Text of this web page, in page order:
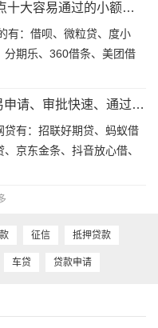
2025年网贷容易过的有哪些？盘点十大容易通过的小额网贷
有：借呗、微粒贷、度小
分期乐、360借条、美团借
期贷。
十大审批容易额度高的网贷，容易申请、审批快速、通过率高
贷有：招联好期贷、蚂蚁借
京东金条、抖音放心借、
期乐、360借条，全都容
征信 抵押贷款
车贷 贷款申请